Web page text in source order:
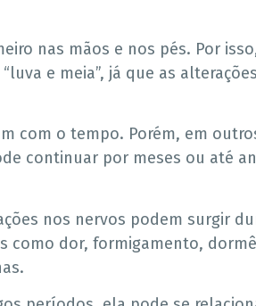
nas mãos e nos pés. Por
e meia”, já que as
com o tempo. Porém, em
continuar por meses ou até
nos nervos podem surgir
como dor, formigamento,